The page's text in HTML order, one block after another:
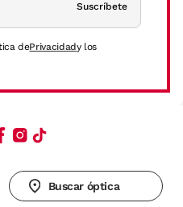
Suscríbete
dePrivacidady los
Buscar óptica